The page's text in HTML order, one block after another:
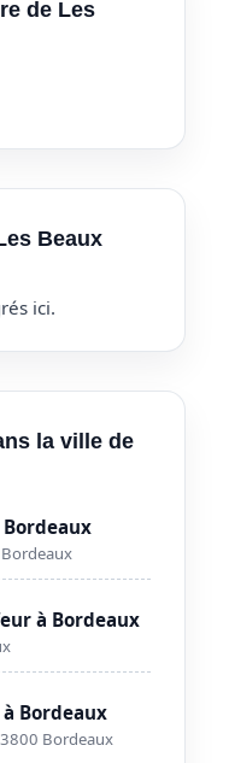
de Les
Beaux
ici.
la ville de
Bordeaux
à Bordeaux
à Bordeaux
Bordeaux